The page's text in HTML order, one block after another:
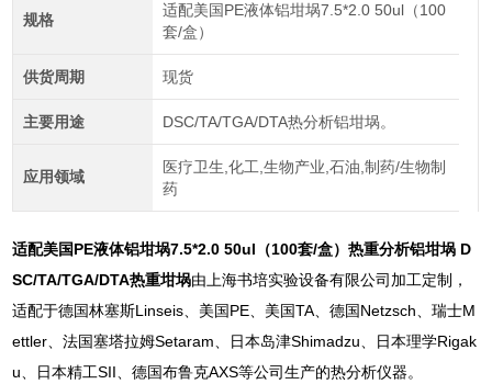
规格
适配美国PE液体铝坩埚7.5*2.0 50ul（100
套/盒）
供货周期 现货
主要用途 DSC/TA/TGA/DTA热分析铝坩埚。
应用领域
医疗卫生,化工,生物产业,石油,制药/生物制
药
适配美国PE液体铝坩埚7.5*2.0 50ul（100套/盒）热重分析铝坩埚 D
SC/TA/TGA/DTA热重坩埚由上海书培实验设备有限公司加工定制，
适配于德国林塞斯Linseis、美国PE、美国TA、德国Netzsch、瑞士M
ettler、法国塞塔拉姆Setaram、日本岛津Shimadzu、日本理学Rigak
u、日本精工SII、德国布鲁克AXS等公司生产的热分析仪器。